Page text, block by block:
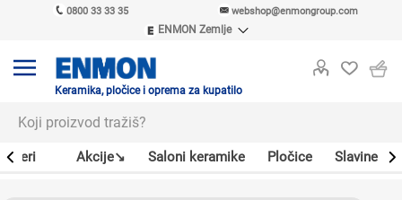
0800 33 33 35 webshop@enmongroup.com
ENMON Zemlje
ENMON MKD
Keramika, pločice i oprema za kupatilo
Akcije↘ Saloni keramike Pločice Slavine